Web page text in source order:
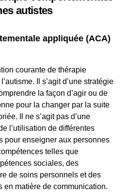
autistes
appliquée (ACA)
courante de thérapie
Il s’agit d’une stratégie
la façon d’agir ou de
pour la changer par la suite
Il ne s’agit pas d’une
l’utilisation de différentes
pour enseigner aux personnes
telles que
sociales, des
de soins personnels et des
en matière de communication.